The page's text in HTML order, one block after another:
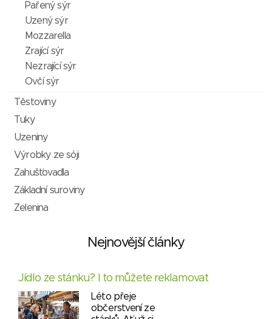
Pařený sýr
Uzený sýr
Mozzarella
Zrající sýr
Nezrající sýr
Ovčí sýr
Těstoviny
Tuky
Uzeniny
Výrobky ze sóji
Zahušťovadla
Základní suroviny
Zelenina
Nejnovější články
Jídlo ze stánku? I to můžete reklamovat
Léto přeje
občerstvení ze